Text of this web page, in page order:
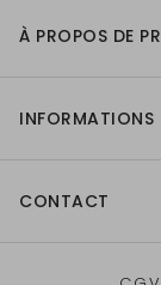
À PROPOS DE
INFORMATIONS
CONTACT